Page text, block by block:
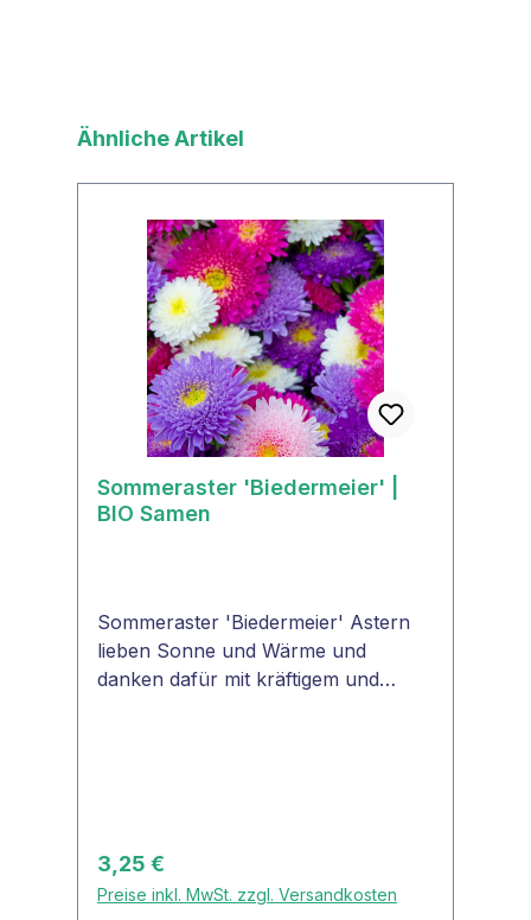
Produktgalerie überspringen
Ähnliche Artikel
Sommeraster 'Biedermeier' |
BIO Samen
Sommeraster 'Biedermeier' Astern
lieben Sonne und Wärme und
danken dafür mit kräftigem und
ausgezeichnet für Blumensträuße
(früh morgens schräg
Regulärer Preis:
3,25 €
Preise inkl. MwSt. zzgl. Versandkosten